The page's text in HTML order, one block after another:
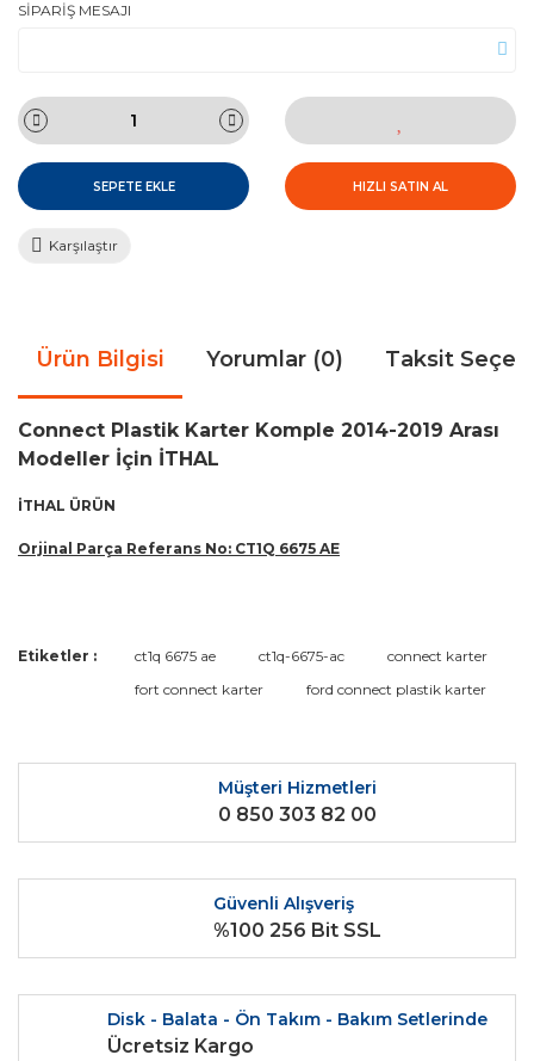
SİPARİŞ MESAJI
SEPETE EKLE HIZLI SATIN AL
Karşılaştır
Ürün Bilgisi Yorumlar (0) Taksit
Connect Plastik Karter Komple 2014-2019 Arası
Modeller İçin İTHAL
İTHAL ÜRÜN
Orjinal Parça Referans No: CT1Q 6675 AE
Bu ürüne ilk yorumu siz yapın!
Yorum Yaz
Bu ürünün fiyat bilgisi, resim, ürün açıklamalarında ve diğer
kullanarak tarafımıza iletebilirsiniz.
Ürün resmi kalitesiz, bozuk veya görüntülenemiyor.
Ürün açıklamasında eksik bilgiler bulunuyor.
Ürün bilgilerinde hatalar bulunuyor.
Ürün fiyatı diğer sitelerden daha pahalı.
Bu ürüne benzer farklı alternatifler olmalı.
Etiketler : ct1q 6675 ae ct1q-6675-ac
connect karter
fort connect karter
ford connect plastik karter
Müşteri Hizmetleri
0 850 303 82 00
Güvenli Alışveriş
%100 256 Bit SSL
Disk - Balata - Ön Takım - Bakım Setlerinde
Ücretsiz Kargo